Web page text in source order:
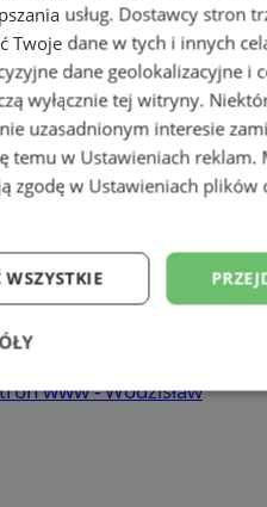
węglowy
w Wodzisławiu
www - Wodzisław
usług. Dostawcy stron
Twoje dane w tych i innych
dane geolokalizacyjne i
wyłącznie tej witryny.
uzasadnionym interesie
temu w Ustawieniach reklam.
zgodę w Ustawieniach plików
WSZYSTKIE
Wydajność